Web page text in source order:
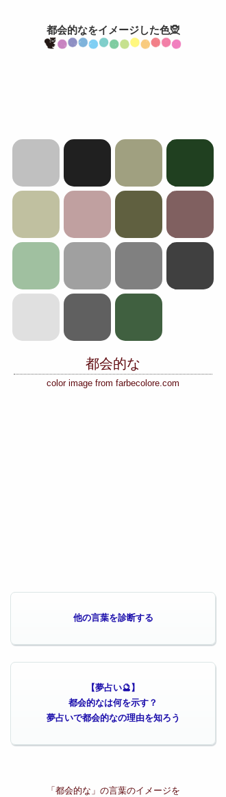
都会的なをイメージした色🧝
都会的な
color image from farbecolore.com
他の言葉を診断する
【夢占い🔮】
都会的なは何を示す？
夢占いで都会的なの理由を知ろう
「都会的な」の言葉のイメージを